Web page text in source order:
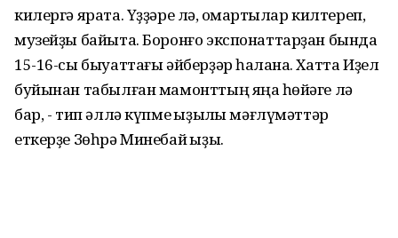
килергә ярата. Үҙҙәре лә, ҡомартҡылар килтереп,
музейҙы байыта. Боронғо экспонаттарҙан бында
15-16-сы быуаттағы әйберҙәр һаҡлана. Хатта Иҙел
буйынан табылған мамонттың яңаҡ һөйәге лә
бар, - тип әллә күпме ҡыҙыҡлы мәғлүмәттәр
еткерҙе Зөһрә Минебай ҡыҙы.